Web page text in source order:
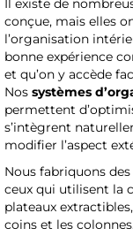
Il existe de
conçue, mais elles
l’organisation
bonne expérience
et qu’on y accède
Nos systèmes
permettent
s’intègrent
modifier l’aspect
Nous fabriquons
ceux qui utilisent la
plateaux
coins et les